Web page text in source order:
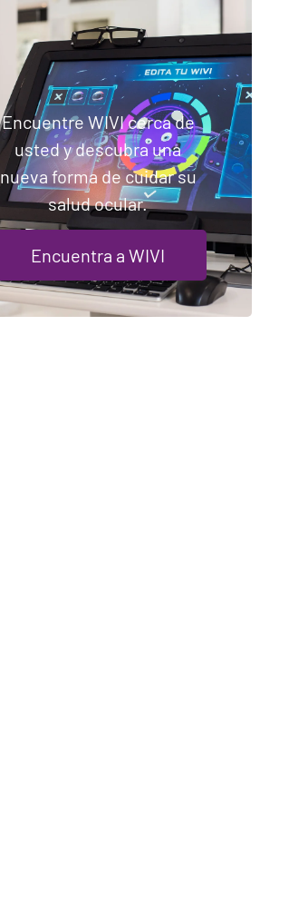
Encuentre WIVI cerca de
usted y descubra una
nueva forma de cuidar su
salud ocular.
Encuentra a WIVI